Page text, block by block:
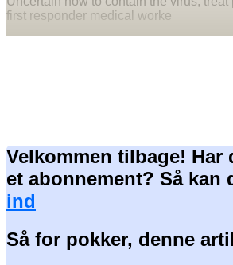
first responder medical worke
Velkommen tilbage! Har
et abonnement? Så kan
ind
Så for pokker, denne